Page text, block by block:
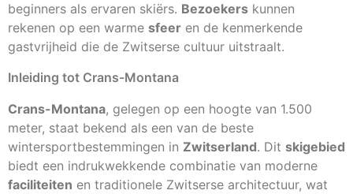
beginners als ervaren skiërs. Bezoekers kunnen
rekenen op een warme sfeer en de kenmerkende
gastvrijheid die de Zwitserse cultuur uitstraalt.
Inleiding tot Crans-Montana
Crans-Montana, gelegen op een hoogte van 1.500
meter, staat bekend als een van de beste
wintersportbestemmingen in Zwitserland. Dit skigebied
biedt een indrukwekkende combinatie van moderne
faciliteiten en traditionele Zwitserse architectuur, wat